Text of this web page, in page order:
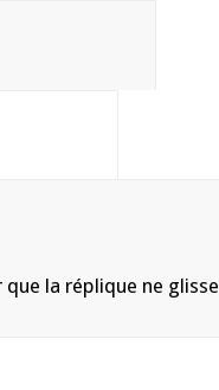
la réplique ne glisse